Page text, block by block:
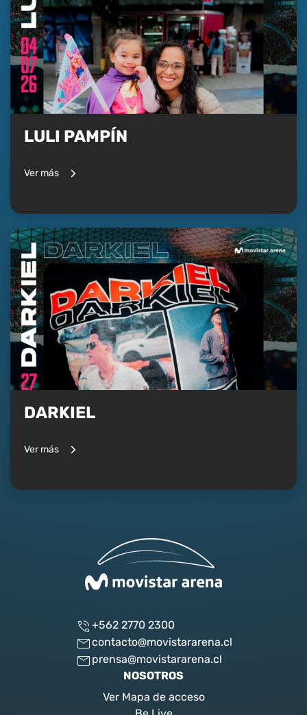
LULI PAMPÍN
Ver más
DARKIEL
Ver más
+562 2770 2300
contacto@movistararena.cl
prensa@movistararena.cl
NOSOTROS
Ver Mapa de acceso